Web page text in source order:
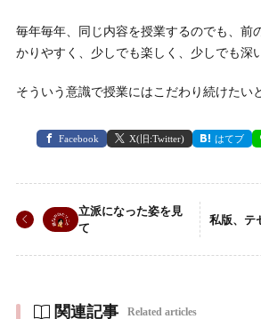
毎年毎年、同じ内容を授業するのでも、前
かりやすく、少しでも楽しく、少しでも深
そういう意識で授業にはこだわり続けたい
Facebook X(旧:Twitter) はてブ
立派になった姿を見
て
私版、テ
関連記事 Related articles